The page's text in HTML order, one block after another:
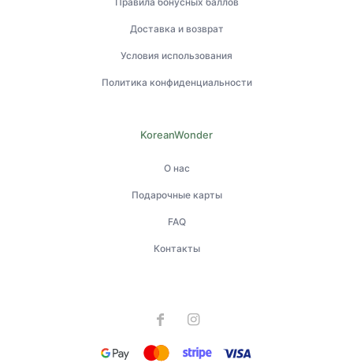
Доставка и возврат
Условия использования
Политика конфиденциальности
KoreanWonder
О нас
Подарочные карты
FAQ
Контакты